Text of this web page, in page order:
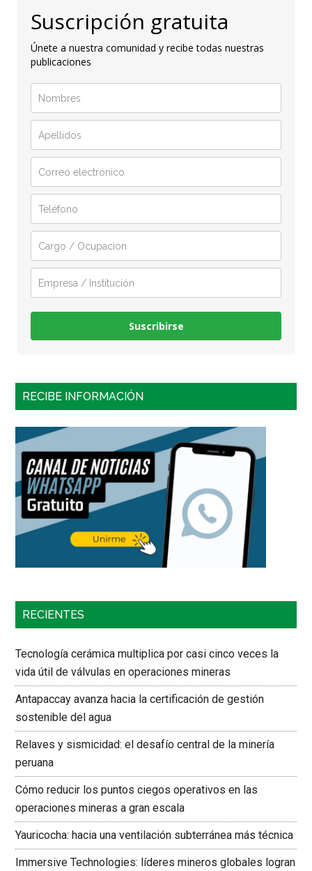
Suscripción gratuita
Únete a nuestra comunidad y recibe todas nuestras
publicaciones
Suscribirse
RECIBE INFORMACIÓN
RECIENTES
Tecnología cerámica multiplica por casi cinco veces la
vida útil de válvulas en operaciones mineras
Antapaccay avanza hacia la certificación de gestión
sostenible del agua
Relaves y sismicidad: el desafío central de la minería
peruana
Cómo reducir los puntos ciegos operativos en las
operaciones mineras a gran escala
Yauricocha: hacia una ventilación subterránea más técnica
Immersive Technologies: líderes mineros globales logran